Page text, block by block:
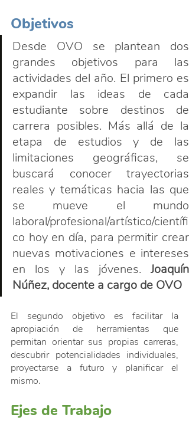
Objetivos
Desde OVO se plantean dos
grandes objetivos para las
actividades del año. El primero es
expandir las ideas de cada
estudiante sobre destinos de
carrera posibles. Más allá de la
etapa de estudios y de las
limitaciones geográficas, se
buscará conocer trayectorias
reales y temáticas hacia las que
se mueve el mundo
laboral/profesional/artístico/científi
co hoy en día, para permitir crear
nuevas motivaciones e intereses
en los y las jóvenes. Joaquín
Núñez, docente a cargo de OVO
El segundo objetivo es facilitar la
apropiación de herramientas que
permitan orientar sus propias carreras,
descubrir potencialidades individuales,
proyectarse a futuro y planificar el
mismo.
Ejes de Trabajo